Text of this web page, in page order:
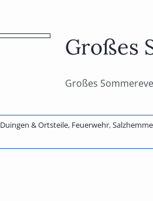
Großes
Großes
Duingen & Ortsteile, Feuerwehr,